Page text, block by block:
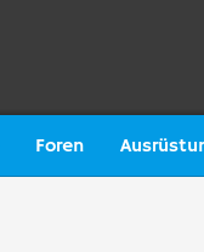
Foren